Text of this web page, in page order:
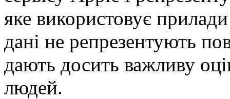
яке використовує
дані не репрезентують
дають досить важливу
людей.